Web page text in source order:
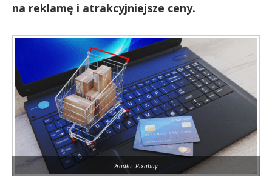
na reklamę i atrakcyjniejsze ceny.
źródło: Pixabay